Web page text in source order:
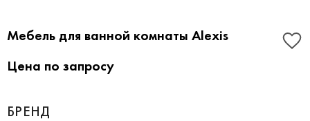
Мебель для ванной комнаты Alexis
Цена по запросу
БРЕНД